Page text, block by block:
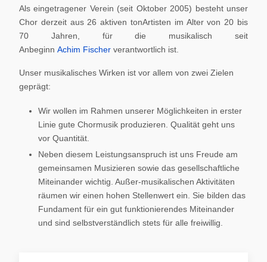
Als eingetragener Verein (seit Oktober 2005) besteht unser
Chor derzeit aus 26 aktiven tonArtisten im Alter von 20 bis
70 Jahren, für die musikalisch seit
Anbeginn Achim Fischer verantwortlich ist.
Unser musikalisches Wirken ist vor allem von zwei Zielen
geprägt:
Wir wollen im Rahmen unserer Möglichkeiten in erster
Linie gute Chormusik produzieren. Qualität geht uns
vor Quantität.
Neben diesem Leistungsanspruch ist uns Freude am
gemeinsamen Musizieren sowie das gesellschaftliche
Miteinander wichtig. Außer-musikalischen Aktivitäten
räumen wir einen hohen Stellenwert ein. Sie bilden das
Fundament für ein gut funktionierendes Miteinander
und sind selbstverständlich stets für alle freiwillig.